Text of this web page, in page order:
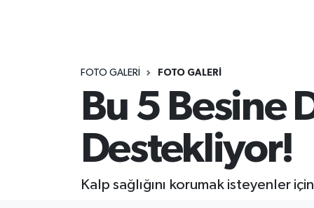
FOTO GALERI FOTO GALERI
Bu 5 Besine
Destekliyor!
Kalp sağlığını korumak isteyenler
Tüm Manşetler
Haber Arşivi